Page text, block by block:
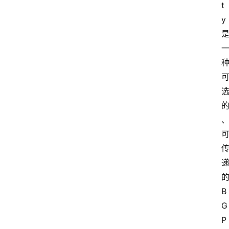
t
y
是
一
种
可
选
的
、
可
传
递
的
B
G
P